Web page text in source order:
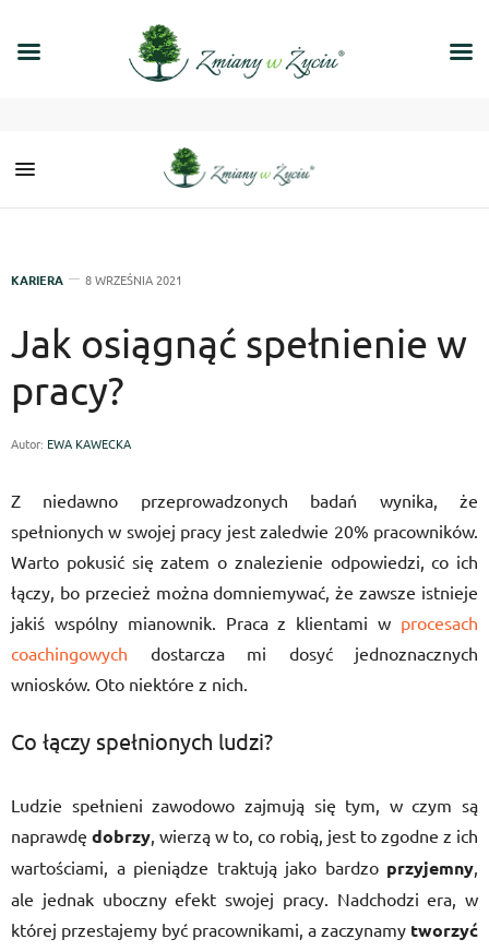
KARIERA 8 WRZEŚNIA 2021
Jak osiągnąć spełnienie w
pracy?
Autor: EWA KAWECKA
Z niedawno przeprowadzonych badań wynika, że
spełnionych w swojej pracy jest zaledwie 20% pracowników.
Warto pokusić się zatem o znalezienie odpowiedzi, co ich
łączy, bo przecież można domniemywać, że zawsze istnieje
jakiś wspólny mianownik. Praca z klientami w procesach
coachingowych dostarcza mi dosyć jednoznacznych
wniosków. Oto niektóre z nich.
Co łączy spełnionych ludzi?
Ludzie spełnieni zawodowo zajmują się tym, w czym są
naprawdę dobrzy, wierzą w to, co robią, jest to zgodne z ich
wartościami, a pieniądze traktują jako bardzo przyjemny,
ale jednak uboczny efekt swojej pracy. Nadchodzi era, w
której przestajemy być pracownikami, a zaczynamy tworzyć